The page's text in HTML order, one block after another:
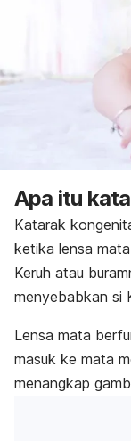
Apa itu
Katarak
ketika lensa
Keruh atau
menyebabkan si
Lensa mata
masuk ke mata
menangkap